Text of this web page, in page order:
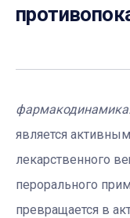
фармакодинамика.
является
лекарственного
перорального
превращается в